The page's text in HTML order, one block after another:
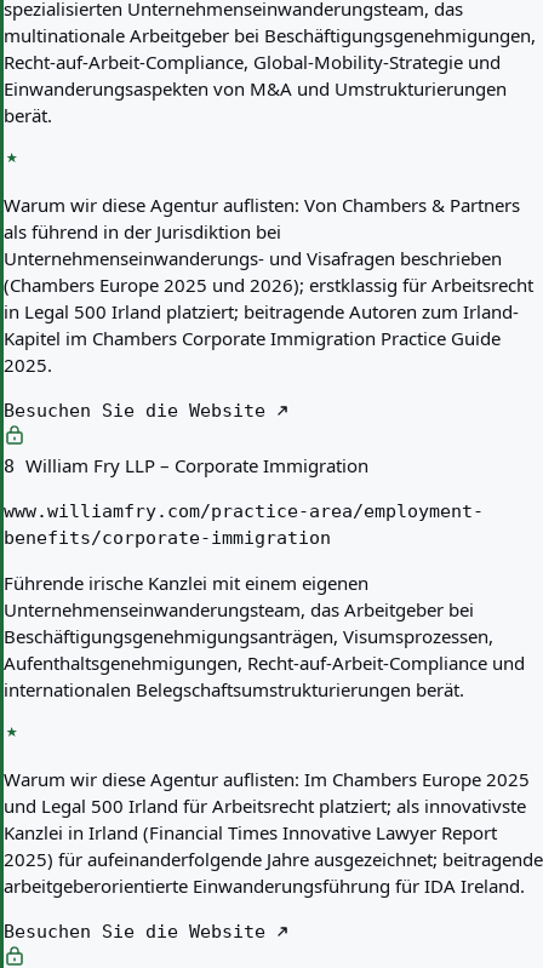
spezialisierten Unternehmenseinwanderungsteam, das
multinationale Arbeitgeber bei Beschäftigungsgenehmigungen,
Recht-auf-Arbeit-Compliance, Global-Mobility-Strategie und
Einwanderungsaspekten von M&A und Umstrukturierungen
berät.
Warum wir diese Agentur auflisten: Von Chambers & Partners
als führend in der Jurisdiktion bei
Unternehmenseinwanderungs- und Visafragen beschrieben
(Chambers Europe 2025 und 2026); erstklassig für Arbeitsrecht
in Legal 500 Irland platziert; beitragende Autoren zum Irland-
Kapitel im Chambers Corporate Immigration Practice Guide
2025.
Besuchen Sie die Website
8 William Fry LLP – Corporate Immigration
www.williamfry.com/practice-area/employment-
benefits/corporate-immigration
Führende irische Kanzlei mit einem eigenen
Unternehmenseinwanderungsteam, das Arbeitgeber bei
Beschäftigungsgenehmigungsanträgen, Visumsprozessen,
Aufenthaltsgenehmigungen, Recht-auf-Arbeit-Compliance und
internationalen Belegschaftsumstrukturierungen berät.
Warum wir diese Agentur auflisten: Im Chambers Europe 2025
und Legal 500 Irland für Arbeitsrecht platziert; als innovativste
Kanzlei in Irland (Financial Times Innovative Lawyer Report
2025) für aufeinanderfolgende Jahre ausgezeichnet; beitragende
arbeitgeberorientierte Einwanderungsführung für IDA Ireland.
Besuchen Sie die Website